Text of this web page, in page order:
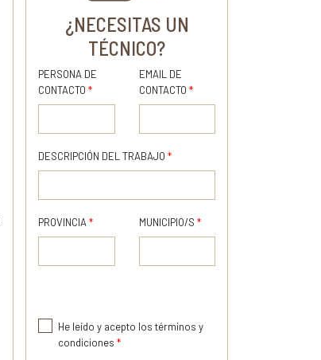
¿NECESITAS UN
TÉCNICO?
PERSONA DE
CONTACTO *
EMAIL DE
CONTACTO *
DESCRIPCIÓN DEL TRABAJO *
PROVINCIA * MUNICIPIO/S *
He leído y acepto los términos y
condiciones *